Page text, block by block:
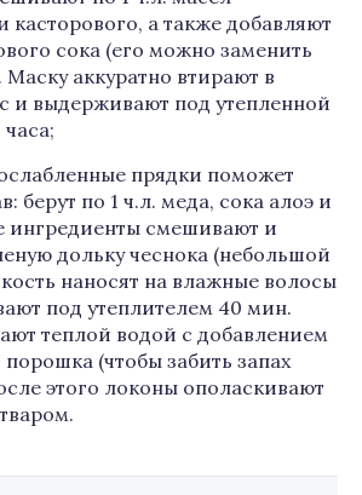
касторового, а также добавляют
сока (его можно заменить
аккуратно втирают в
и выдерживают под утепленной
прядки поможет
берут по 1 ч.л. меда, сока алоэ и
ингредиенты смешивают и
дольку чеснока (небольшой
наносят на влажные волосы
под утеплителем 40 мин.
теплой водой с добавлением
(чтобы забить запах
этого локоны ополаскивают